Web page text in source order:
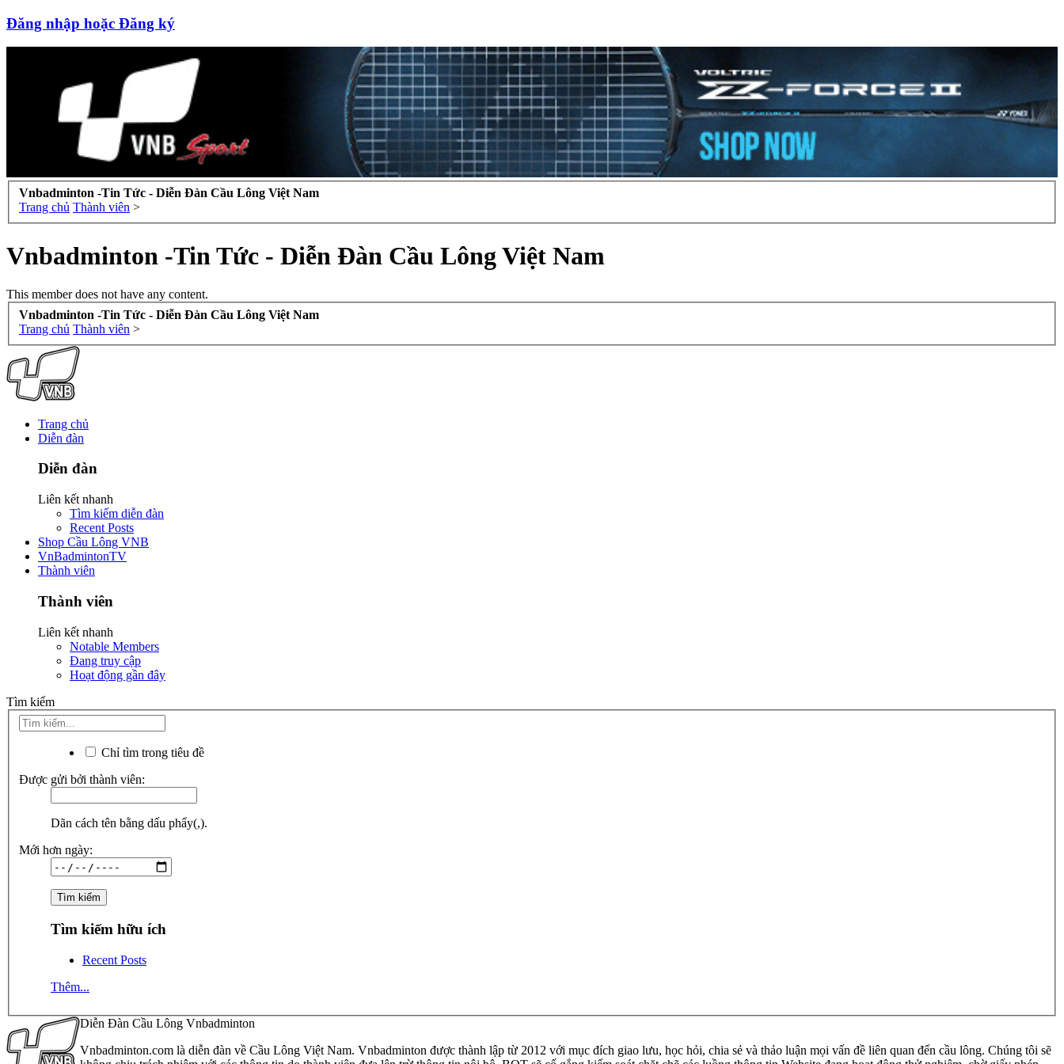
Đăng nhập hoặc Đăng ký
Vnbadminton -Tin Tức - Diễn Đàn Cầu Lông Việt Nam
Trang chủ Thành viên >
Vnbadminton -Tin Tức - Diễn Đàn Cầu Lông Việt Nam
This member does not have any content.
Vnbadminton -Tin Tức - Diễn Đàn Cầu Lông Việt Nam
Trang chủ Thành viên >
Trang chủ
Diễn đàn
Diễn đàn
Liên kết nhanh
Tìm kiếm diễn đàn
Recent Posts
Shop Cầu Lông VNB
VnBadmintonTV
Thành viên
Thành viên
Liên kết nhanh
Notable Members
Đang truy cập
Hoạt động gần đây
Tìm kiếm
Chỉ tìm trong tiêu đề
Được gửi bởi thành viên:
Dãn cách tên bằng dấu phẩy(,).
Mới hơn ngày:
Tìm kiếm hữu ích
Recent Posts
Thêm...
Diễn Đàn Cầu Lông Vnbadminton
Vnbadminton.com là diễn đàn về Cầu Lông Việt Nam. Vnbadminton được thành lập từ 2012 với mục đích giao lưu, học hỏi, chia sẻ và thảo luận mọi vấn đề liên quan đến cầu lông. Chúng tôi sẽ